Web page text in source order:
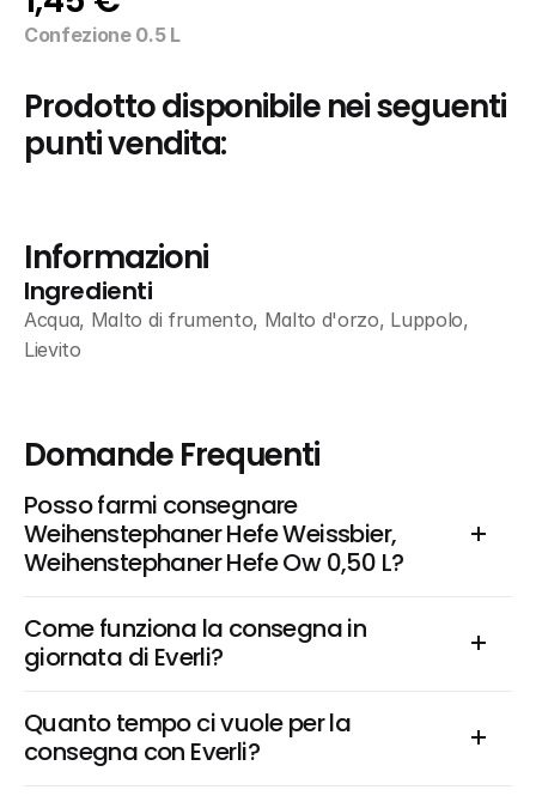
Confezione 0.5 L
Prodotto disponibile nei seguenti
punti vendita:
Informazioni
Ingredienti
Acqua, Malto di frumento, Malto d'orzo, Luppolo,
Lievito
Domande Frequenti
Posso farmi consegnare
Weihenstephaner Hefe Weissbier,
Weihenstephaner Hefe Ow 0,50 L?
Come funziona la consegna in
giornata di Everli?
Quanto tempo ci vuole per la
consegna con Everli?